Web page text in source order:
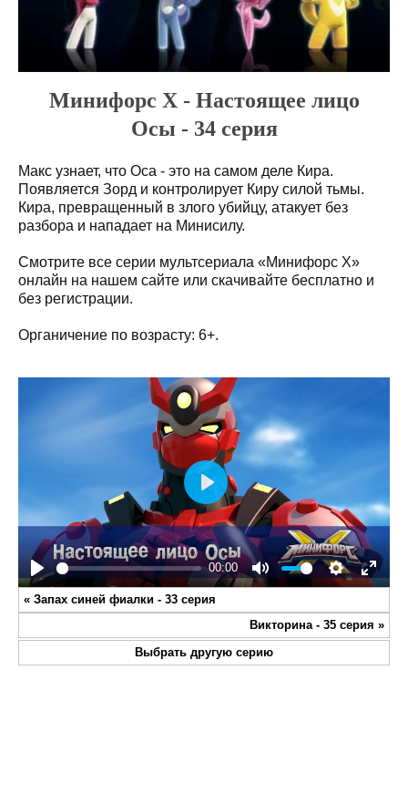
Минифорс X - Настоящее лицо
Осы - 34 серия
Макс узнает, что Оса - это на самом деле Кира.
Появляется Зорд и контролирует Киру силой тьмы.
Кира, превращенный в злого убийцу, атакует без
разбора и нападает на Минисилу.
Смотрите все серии мультсериала «Минифорс X»
онлайн на нашем сайте или скачивайте бесплатно и
без регистрации.
Органичение по возрасту: 6+.
Play
00:00
Mute Settings
Enter
Play
« Запах синей фиалки - 33 серия
Викторина - 35 серия »
Выбрать другую серию